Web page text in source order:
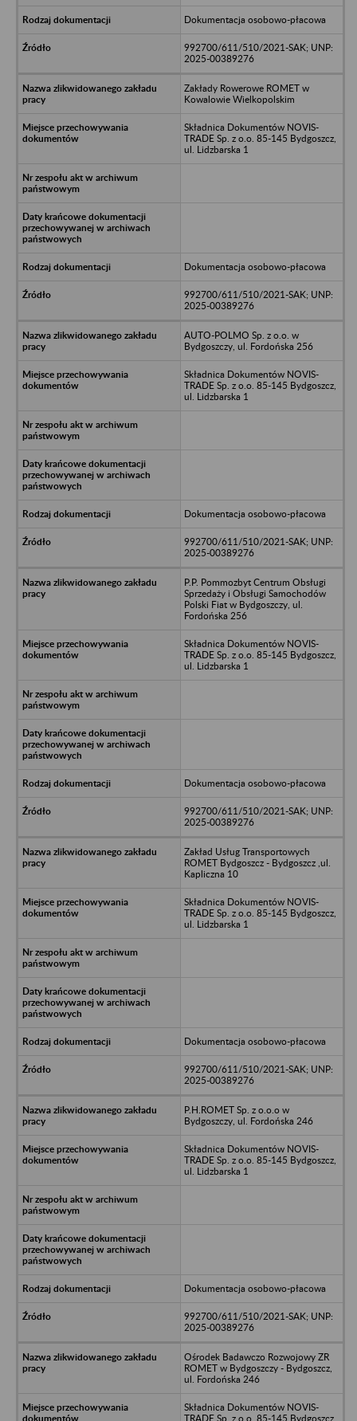
Dokumentacja osobowo-płacowa
992700/611/510/2021-SAK; UNP:
2025-00389276
Zakłady Rowerowe ROMET w
Kowalowie Wielkopolskim
Składnica Dokumentów NOVIS-
TRADE Sp. z o.o. 85-145 Bydgoszcz,
ul. Lidzbarska 1
Dokumentacja osobowo-płacowa
992700/611/510/2021-SAK; UNP:
2025-00389276
AUTO-POLMO Sp. z o.o. w
Bydgoszczy, ul. Fordońska 256
Składnica Dokumentów NOVIS-
TRADE Sp. z o.o. 85-145 Bydgoszcz,
ul. Lidzbarska 1
Dokumentacja osobowo-płacowa
992700/611/510/2021-SAK; UNP:
2025-00389276
P.P. Pommozbyt Centrum Obsługi
Sprzedaży i Obsługi Samochodów
Polski Fiat w Bydgoszczy, ul.
Fordońska 256
Składnica Dokumentów NOVIS-
TRADE Sp. z o.o. 85-145 Bydgoszcz,
ul. Lidzbarska 1
Dokumentacja osobowo-płacowa
992700/611/510/2021-SAK; UNP:
2025-00389276
Zakład Usług Transportowych
ROMET Bydgoszcz - Bydgoszcz ,ul.
Kapliczna 10
Składnica Dokumentów NOVIS-
TRADE Sp. z o.o. 85-145 Bydgoszcz,
ul. Lidzbarska 1
Dokumentacja osobowo-płacowa
992700/611/510/2021-SAK; UNP:
2025-00389276
P.H.ROMET Sp. z o.o.o w
Bydgoszczy, ul. Fordońska 246
Składnica Dokumentów NOVIS-
TRADE Sp. z o.o. 85-145 Bydgoszcz,
ul. Lidzbarska 1
Dokumentacja osobowo-płacowa
992700/611/510/2021-SAK; UNP:
2025-00389276
Ośrodek Badawczo Rozwojowy ZR
ROMET w Bydgoszczy - Bydgoszcz,
ul. Fordońska 246
Składnica Dokumentów NOVIS-
TRADE Sp. z o.o. 85-145 Bydgoszcz,